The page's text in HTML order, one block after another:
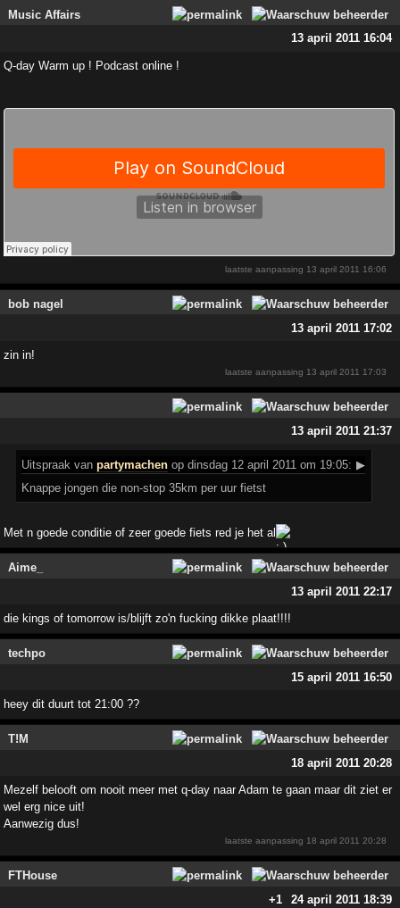
Music Affairs
13 april 2011 16:04
Q-day Warm up ! Podcast online !
laatste aanpassing 13 april 2011 16:06
bob nagel
13 april 2011 17:02
zin in!
laatste aanpassing 13 april 2011 17:03
13 april 2011 21:37
Uitspraak vanpartymachen op dinsdag 12 april 2011 om 19:05: ▶
Knappe jongen die non-stop 35km per uur fietst
Met n goede conditie of zeer goede fiets red je het al
Aime_
13 april 2011 22:17
die kings of tomorrow is/blijft zo'n fucking dikke plaat!!!!
techpo
15 april 2011 16:50
heey dit duurt tot 21:00 ??
T!M
18 april 2011 20:28
Mezelf belooft om nooit meer met q-day naar Adam te gaan maar dit ziet er
wel erg nice uit!
Aanwezig dus!
laatste aanpassing 18 april 2011 20:28
FTHouse
+1
24 april 2011 18:39